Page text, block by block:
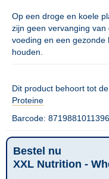
Op een droge en koele
zijn geen vervanging
voeding en een gezonde
houden.
Dit product behoort tot
Proteine
Barcode: 8719881011396
Bestel nu
XXL Nutrition -